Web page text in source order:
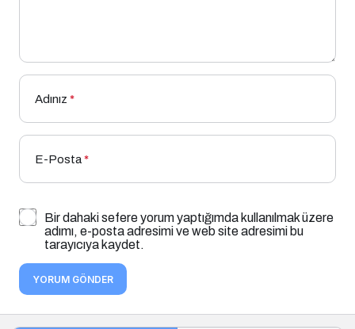
Adınız *
E-Posta*
Bir dahaki sefere yorum yaptığımda kullanılmak üzere
adımı, e-posta adresimi ve web site adresimi bu
tarayıcıya kaydet.
YORUM GÖNDER